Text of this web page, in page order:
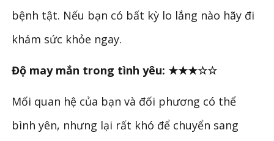
bệnh tật. Nếu bạn có bất kỳ lo lắng nào hãy đi
khám sức khỏe ngay.
Độ may mắn trong tình yêu: ★★★☆☆
Mối quan hệ của bạn và đối phương có thể
bình yên, nhưng lại rất khó để chuyển sang